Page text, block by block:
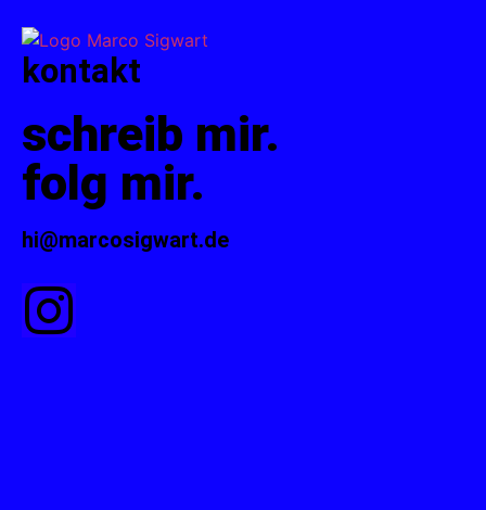
kontakt
schreib mir.
folg mir.
hi@marcosigwart.de